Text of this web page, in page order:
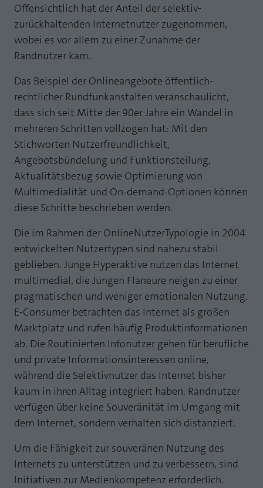
Offensichtlich hat der Anteil der selektiv-
zurückhaltenden Internetnutzer zugenommen,
wobei es vor allem zu einer Zunahme der
Randnutzer kam.
Das Beispiel der Onlineangebote öffentlich-
rechtlicher Rundfunkanstalten veranschaulicht,
dass sich seit Mitte der 90er Jahre ein Wandel in
mehreren Schritten vollzogen hat: Mit den
Stichworten Nutzerfreundlichkeit,
Angebotsbündelung und Funktionsteilung,
Aktualitätsbezug sowie Optimierung von
Multimedialität und On-demand-Optionen können
diese Schritte beschrieben werden.
Die im Rahmen der OnlineNutzerTypologie in 2004
entwickelten Nutzertypen sind nahezu stabil
geblieben. Junge Hyperaktive nutzen das Internet
multimedial, die Jungen Flaneure neigen zu einer
pragmatischen und weniger emotionalen Nutzung.
E-Consumer betrachten das Internet als großen
Marktplatz und rufen häufig Produktinformationen
ab. Die Routinierten Infonutzer gehen für berufliche
und private Informationsinteressen online,
während die Selektivnutzer das Internet bisher
kaum in ihren Alltag integriert haben. Randnutzer
verfügen über keine Souveränität im Umgang mit
dem Internet, sondern verhalten sich distanziert.
Um die Fähigkeit zur souveränen Nutzung des
Internets zu unterstützen und zu verbessern, sind
Initiativen zur Medienkompetenz erforderlich.
Anbieter php
Laufzeit Ende der Sitzung
Zweck
Name atuserid
AT INTERNET
Laufzeit
Zweck
Cookie von AT INTERNET zur Steuerung der
erweiterten Script- und Ereignisbehandlung